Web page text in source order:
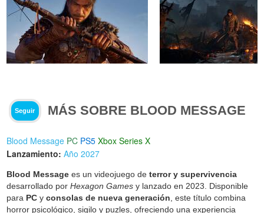
Seguir MÁS SOBRE BLOOD MESSAGE
Blood Message PC PS5 Xbox Series X
Lanzamiento: Año 2027
Blood Message es un videojuego deterror y supervivencia
desarrollado porHexagon Games y lanzado en 2023. Disponible
para PC yconsolas de nueva generación , este título combina
horror psicológico, sigilo y puzles, ofreciendo una experiencia